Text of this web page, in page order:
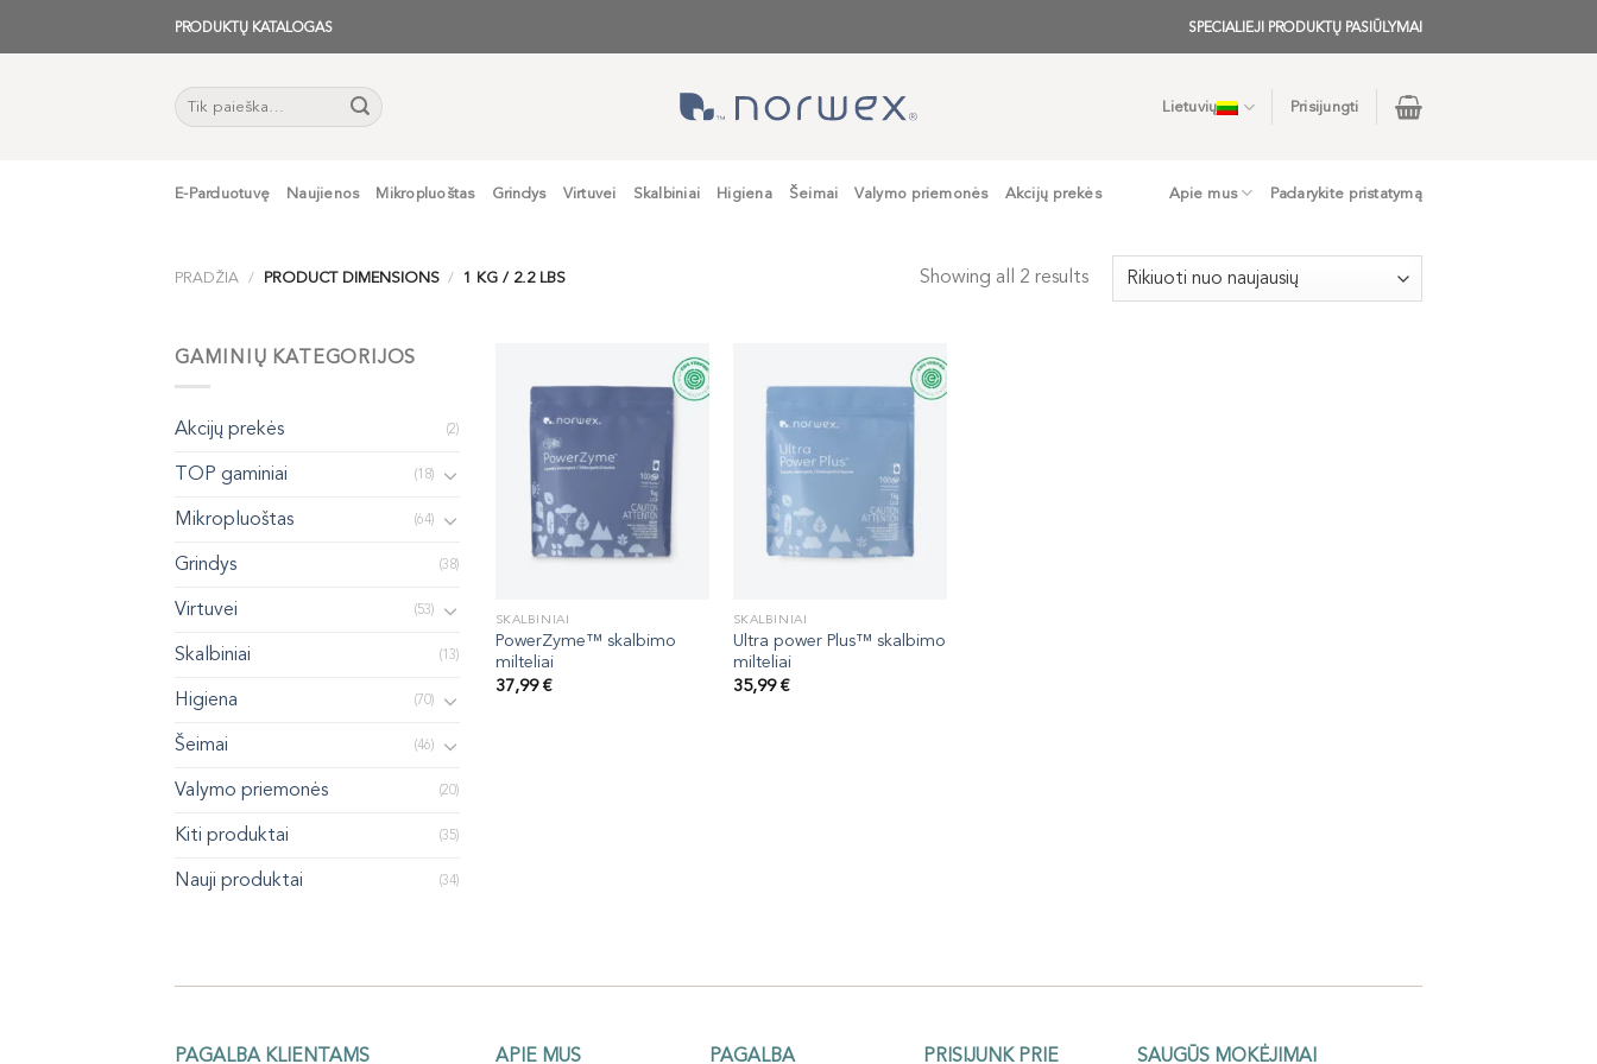
PRODUKTŲ KATALOGAS SPECIALIEJI PRODUKTŲ PASIŪLYMAI
Ieškoti: Lietuvių Prisijungti
E-Parduotuvę Naujienos Mikropluoštas Grindys Virtuvei Skalbiniai Higiena Šeimai Valymo priemonės Akcijų prekės Apie mus Padarykite pristatymą
PRADŽIA / PRODUCT DIMENSIONS / 1 KG / 2.2 LBS Showing all 2 results
GAMINIŲ KATEGORIJOS
Akcijų prekės (2)
TOP gaminiai (18)
Mikropluoštas (64)
Grindys (38)
Virtuvei (53)
Skalbiniai (13)
Higiena (70)
Šeimai (46)
Valymo priemonės (20)
Kiti produktai (35)
Nauji produktai (34)
SKALBINIAI
PowerZyme™ skalbimo
milteliai
37,99€
SKALBINIAI
Ultra power Plus™ skalbimo
milteliai
35,99€
PAGALBA KLIENTAMS APIE MUS PAGALBA PRISIJUNK PRIE SAUGŪS MOKĖJIMAI